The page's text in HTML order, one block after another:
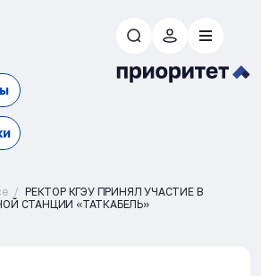
РЕКТОР КГЭУ ПРИНЯЛ УЧАСТИЕ В
СТАНЦИИ «ТАТКАБЕЛЬ»